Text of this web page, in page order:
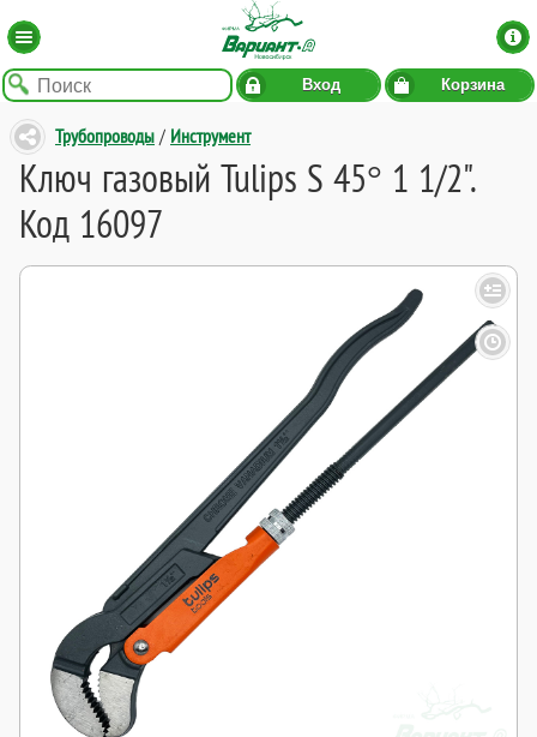
Вход Корзина
Трубопроводы / Инструмент
Ключ газовый Tulips S 45° 1 1/2".
Код 16097